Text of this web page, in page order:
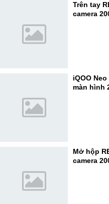
Trên tay
camera
iQOO
màn hình
Mở hộp
camera